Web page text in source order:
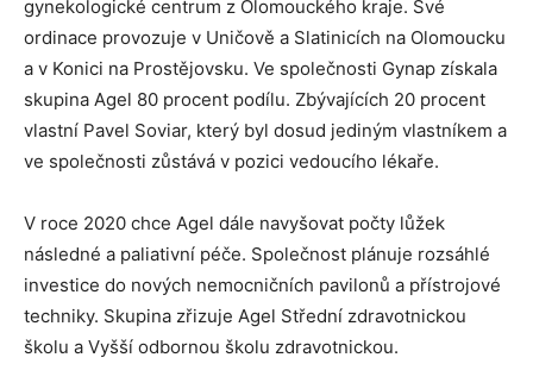
gynekologické centrum z Olomouckého kraje. Své
ordinace provozuje v Uničově a Slatinicích na Olomoucku
a v Konici na Prostějovsku. Ve společnosti Gynap získala
skupina Agel 80 procent podílu. Zbývajících 20 procent
vlastní Pavel Soviar, který byl dosud jediným vlastníkem a
ve společnosti zůstává v pozici vedoucího lékaře.
V roce 2020 chce Agel dále navyšovat počty lůžek
následné a paliativní péče. Společnost plánuje rozsáhlé
investice do nových nemocničních pavilonů a přístrojové
techniky. Skupina zřizuje Agel Střední zdravotnickou
školu a Vyšší odbornou školu zdravotnickou.